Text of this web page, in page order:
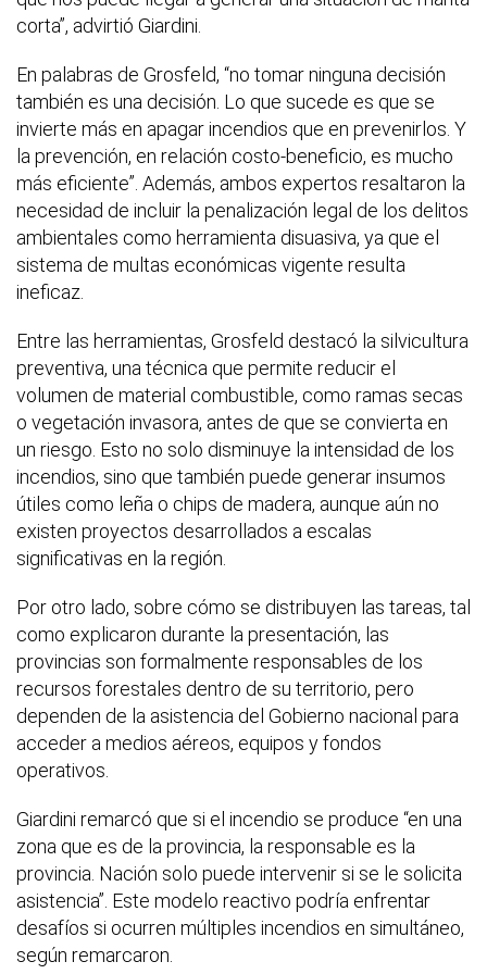
corta”, advirtió Giardini.
En palabras de Grosfeld, “no tomar ninguna decisión
también es una decisión. Lo que sucede es que se
invierte más en apagar incendios que en prevenirlos. Y
la prevención, en relación costo-beneficio, es mucho
más eficiente”. Además, ambos expertos resaltaron la
necesidad de incluir la penalización legal de los delitos
ambientales como herramienta disuasiva, ya que el
sistema de multas económicas vigente resulta
ineficaz.
Entre las herramientas, Grosfeld destacó la silvicultura
preventiva, una técnica que permite reducir el
volumen de material combustible, como ramas secas
o vegetación invasora, antes de que se convierta en
un riesgo. Esto no solo disminuye la intensidad de los
incendios, sino que también puede generar insumos
útiles como leña o chips de madera, aunque aún no
existen proyectos desarrollados a escalas
significativas en la región.
Por otro lado, sobre cómo se distribuyen las tareas, tal
como explicaron durante la presentación, las
provincias son formalmente responsables de los
recursos forestales dentro de su territorio, pero
dependen de la asistencia del Gobierno nacional para
acceder a medios aéreos, equipos y fondos
operativos.
Giardini remarcó que si el incendio se produce “en una
zona que es de la provincia, la responsable es la
provincia. Nación solo puede intervenir si se le solicita
asistencia”. Este modelo reactivo podría enfrentar
desafíos si ocurren múltiples incendios en simultáneo,
según remarcaron.